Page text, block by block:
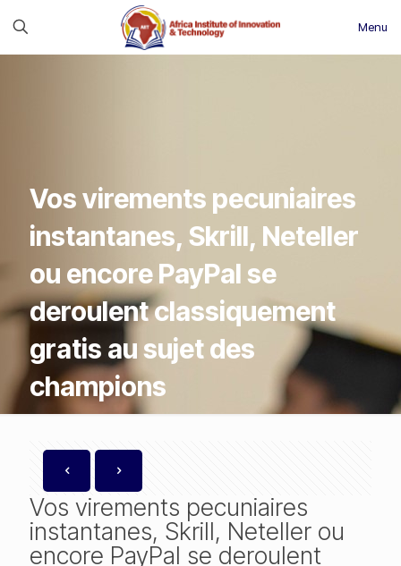
Menu
Vos virements pecuniaires
instantanes, Skrill, Neteller
ou encore PayPal se
deroulent classiquement
gratis au sujet des
champions
Vos virements pecuniaires
instantanes, Skrill, Neteller ou
encore PayPal se deroulent